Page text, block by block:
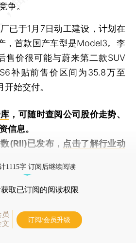
争。
于1月7日动工建设，计划在
，首款国产车型是Model3。李
售价很可能与蔚来第二款SUV
补贴前售价区间为35.8万至
始交付。
，可随时查阅公司股价走势、
信息。
(RII)已发布， 点击了解行业动
1115字 订阅后继续阅读
获取已订阅的阅读权限
员
文
订阅/会员升级